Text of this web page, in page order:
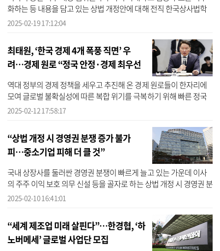
화하는 등 내용을 담고 있는 상법 개정안에 대해 전직 한국상사법학
회 회장들이 우려를 표명했다. 한국경제인협회(한경협)는 19일 서울
2025-02-19 17:12:04
최태원, ‘한국 경제 4개 폭풍 직면’ 우
려…경제 원로 “정국 안정·경제 최우선
시급”
역대 정부의 경제 정책을 세우고 추진해 온 경제 원로들이 한자리에
모여 글로벌 불확실성에 따른 복합 위기를 극복하기 위해 빠른 정국
안정과 경제 최우선 정책 마련이 시급하다고 강조했다. 대한상공회의
2025-02-12 17:58:17
“상법 개정 시 경영권 분쟁 증가 불가
피…중소기업 피해 더 클 것”
국내 상장사를 둘러싼 경영권 분쟁이 빠르게 늘고 있는 가운데 이사
의 주주 이익 보호 의무 신설 등을 골자로 하는 상법 개정 시 경영권 분
쟁이 더욱 증가할 것이라는 분석이 제기됐다. 특히 분쟁 대응 여력
2025-02-10 16:41:01
“세계 제조업 미래 살핀다”…한경협, ‘하
노버메세’ 글로벌 사업단 모집